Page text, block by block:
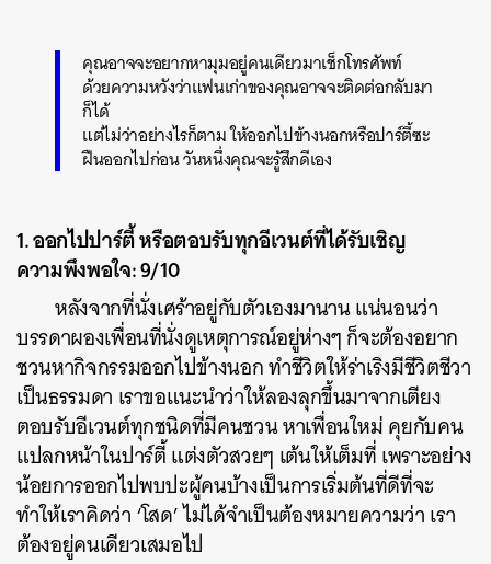
คุณอาจจะอยากหามุมอยู่คนเดียวมาเช็กโทรศัพท์
ด้วยความหวังว่าแฟนเก่าของคุณอาจจะติดต่อกลับมา
ก็ได้
แต่ไม่ว่าอย่างไรก็ตาม ให้ออกไปข้างนอกหรือปาร์ตี้ซะ
ฝืนออกไปก่อน วันหนึ่งคุณจะรู้สึกดีเอง
1. ออกไปปาร์ตี้ หรือตอบรับทุกอีเวนต์ที่ได้รับเชิญ
ความพึงพอใจ: 9/10
หลังจากที่นั่งเศร้าอยู่กับตัวเองมานาน แน่นอนว่า
บรรดาผองเพื่อนที่นั่งดูเหตุการณ์อยู่ห่างๆ ก็จะต้องอยาก
ชวนหากิจกรรมออกไปข้างนอก ทำชีวิตให้ร่าเริงมีชีวิตชีวา
เป็นธรรมดา เราขอแนะนำว่าให้ลองลุกขึ้นมาจากเตียง
ตอบรับอีเวนต์ทุกชนิดที่มีคนชวน หาเพื่อนใหม่ คุยกับคน
แปลกหน้าในปาร์ตี้ แต่งตัวสวยๆ เต้นให้เต็มที่ เพราะอย่าง
น้อยการออกไปพบปะผู้คนบ้างเป็นการเริ่มต้นที่ดีที่จะ
ทำให้เราคิดว่า ‘โสด’ ไม่ได้จำเป็นต้องหมายความว่า เรา
ต้องอยู่คนเดียวเสมอไป